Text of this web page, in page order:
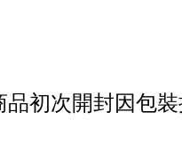
品初次開封因包